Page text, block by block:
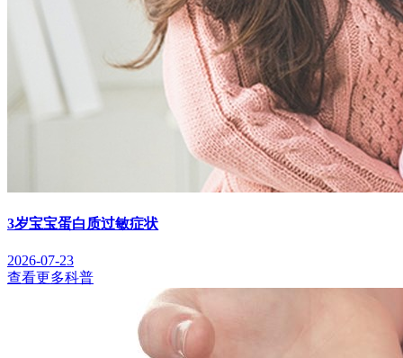
3岁宝宝蛋白质过敏症状
2026-07-23
查看更多科普